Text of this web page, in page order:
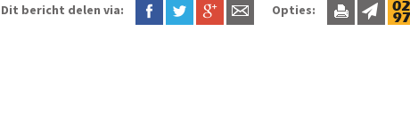
Dit bericht delen via: Opties: